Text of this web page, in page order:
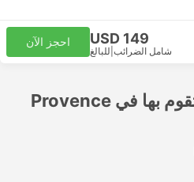
USD 149
شامل الضرائب للبالغ
احجز الآن
الأشياء التي يمكنك أن تقوم بها في Provence